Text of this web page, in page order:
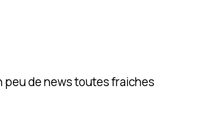
peu de news toutes fraiches